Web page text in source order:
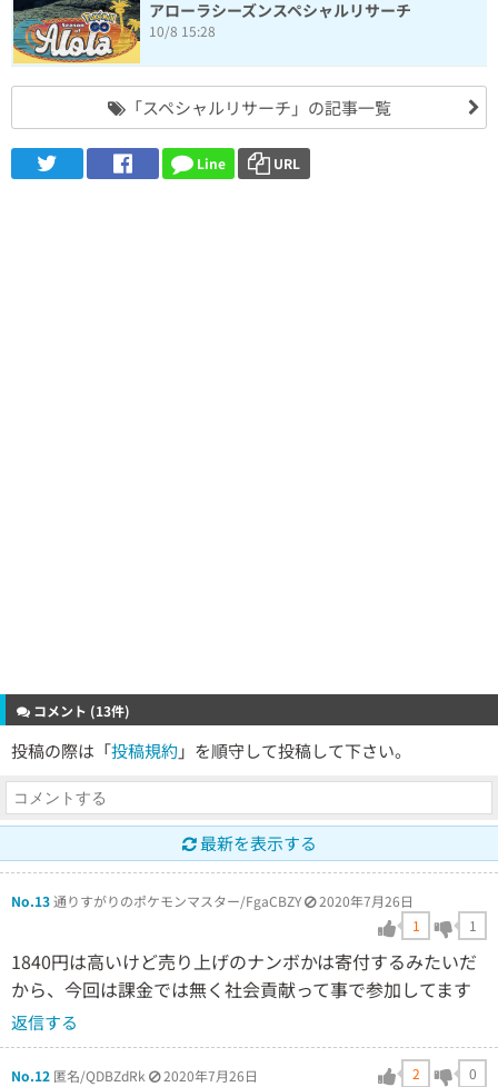
アローラシーズンスペシャルリサーチ
10/8 15:28
「スペシャルリサーチ」の記事一覧
Line URL
コメント (13件)
投稿の際は「投稿規約 」を順守して投稿して下さい。
最新を表示する
No.13通りすがりのポケモンマスター/FgaCBZY
2020年7月26日
1
1
1840円は高いけど売り上げのナンボかは寄付するみたいだ
から、今回は課金では無く社会貢献って事で参加してます
返信する
No.12 匿名/QDBZdRk 2020年7月26日 2 0